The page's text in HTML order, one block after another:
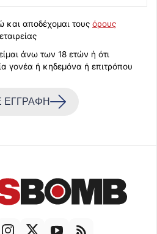
και αποδέχομαι τους όρους
άνω των 18 ετών ή ότι
γονέα ή κηδεμόνα ή επιτρόπου
ΕΓΓΡΑΦΗ